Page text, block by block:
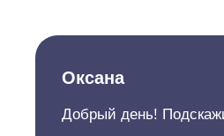
Оксана
Добрый день!